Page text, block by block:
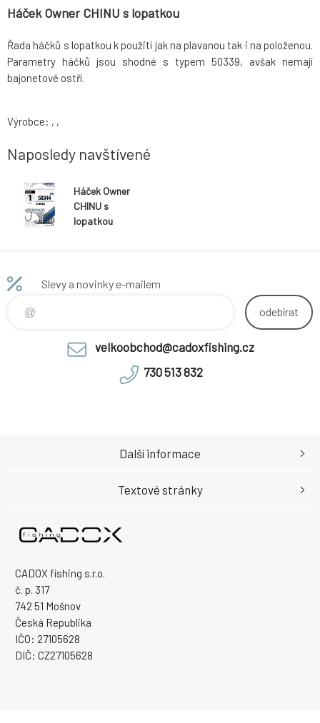
Háček Owner CHINU s lopatkou
Řada háčků s lopatkou k použití jak na plavanou tak i na položenou.
Parametry háčků jsou shodné s typem 50339, avšak nemají
bajonetové ostří.
Výrobce: , ,
Naposledy navštívené
Háček Owner
CHINU s
lopatkou
Slevy a novinky e-mailem
odebírat
velkoobchod@cadoxfishing.cz
730 513 832
CADOX fishing s.r.o.
č. p. 317
742 51 Mošnov
Česká Republika
IČO: 27105628
DIČ: CZ27105628
Další informace
Textové stránky